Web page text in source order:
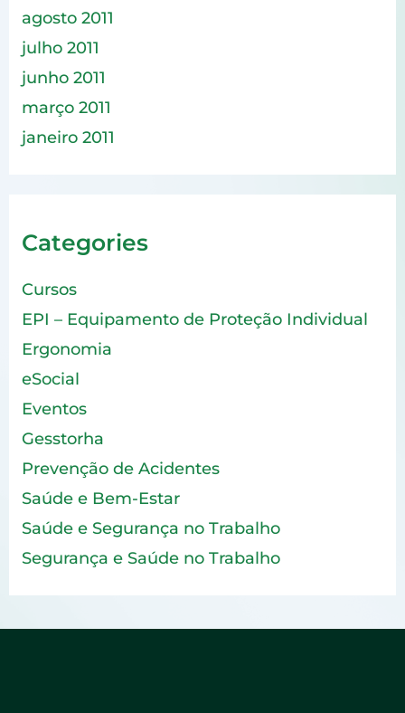
agosto 2011
julho 2011
junho 2011
março 2011
janeiro 2011
Categories
Cursos
EPI – Equipamento de Proteção Individual
Ergonomia
eSocial
Eventos
Gesstorha
Prevenção de Acidentes
Saúde e Bem-Estar
Saúde e Segurança no Trabalho
Segurança e Saúde no Trabalho